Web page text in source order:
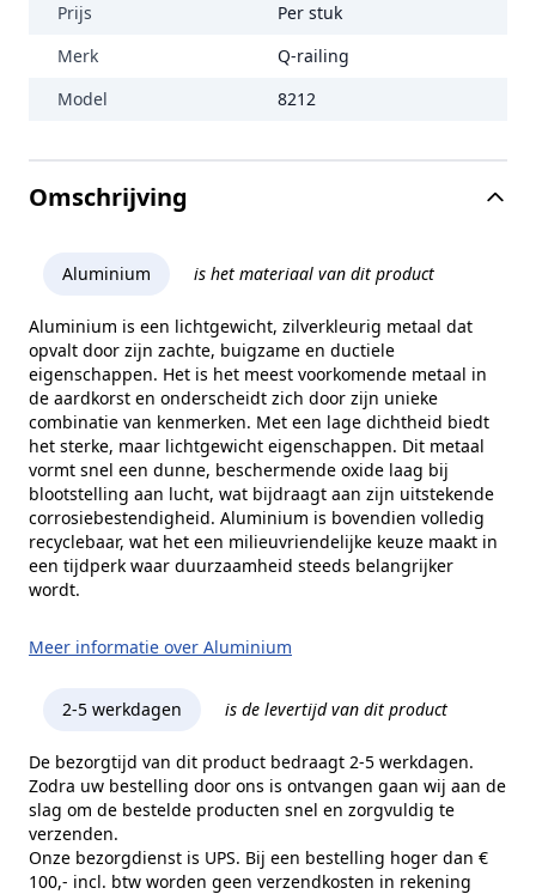
Prijs
Per stuk
Merk
Q-railing
Model
8212
Omschrijving
Aluminium is het materiaal van dit product
Aluminium is een lichtgewicht, zilverkleurig metaal dat
opvalt door zijn zachte, buigzame en ductiele
eigenschappen. Het is het meest voorkomende metaal in
de aardkorst en onderscheidt zich door zijn unieke
combinatie van kenmerken. Met een lage dichtheid biedt
het sterke, maar lichtgewicht eigenschappen. Dit metaal
vormt snel een dunne, beschermende oxide laag bij
blootstelling aan lucht, wat bijdraagt aan zijn uitstekende
corrosiebestendigheid. Aluminium is bovendien volledig
recyclebaar, wat het een milieuvriendelijke keuze maakt in
een tijdperk waar duurzaamheid steeds belangrijker
wordt.
Meer informatie over Aluminium
2-5 werkdagen is de levertijd van dit product
De bezorgtijd van dit product bedraagt 2-5 werkdagen.
Zodra uw bestelling door ons is ontvangen gaan wij aan de
slag om de bestelde producten snel en zorgvuldig te
verzenden.
Onze bezorgdienst is UPS. Bij een bestelling hoger dan €
100,- incl. btw worden geen verzendkosten in rekening